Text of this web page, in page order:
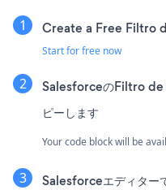
Create a Free Filtro
Start for free now
SalesforceのFiltro de
ピーします
Your code block will be
Salesforceエディター